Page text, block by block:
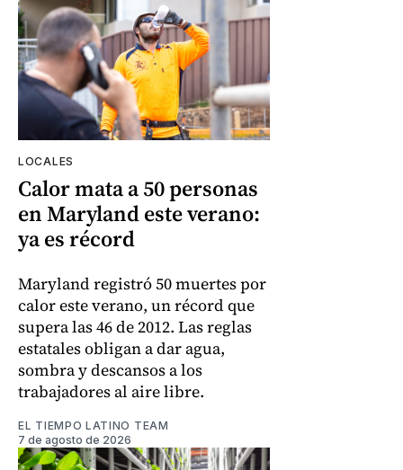
LOCALES
Calor mata a 50 personas
en Maryland este verano:
ya es récord
Maryland registró 50 muertes por
calor este verano, un récord que
supera las 46 de 2012. Las reglas
estatales obligan a dar agua,
sombra y descansos a los
trabajadores al aire libre.
EL TIEMPO LATINO TEAM
7 de agosto de 2026